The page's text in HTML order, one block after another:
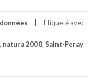
Étiqueté avec
, natura 2000, Saint-Peray